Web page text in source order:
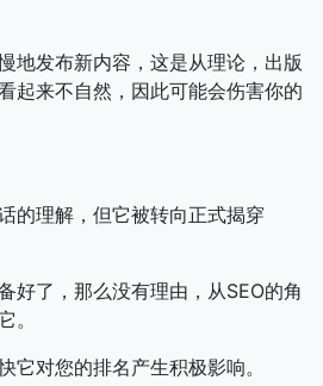
地发布新内容，这是从理论，出版
起来不自然，因此可能会伤害你的
的理解，但它被转向正式揭穿
好了，那么没有理由，从SEO的角
。
它对您的排名产生积极影响。